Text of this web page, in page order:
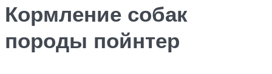
Кормление собак
породы пойнтер